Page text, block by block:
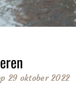
29 oktober 2022